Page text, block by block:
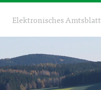
Elektronisches Amtsblatt